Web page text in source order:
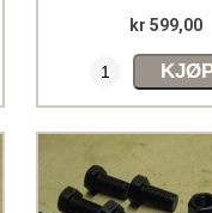
kr 599,00